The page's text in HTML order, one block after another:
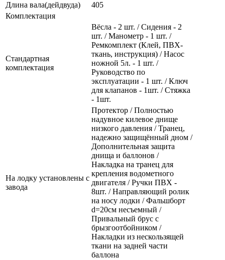
Длина вала(дейдвуда)
405
Комплектация
Стандартная
комплектация
Вёсла - 2 шт. / Сидения - 2
шт. / Манометр - 1 шт. /
Ремкомплект (Клей, ПВХ-
ткань, инструкция) / Насос
ножной 5л. - 1 шт. /
Руководство по
эксплуатации - 1 шт. / Ключ
для клапанов - 1шт. / Стяжка
- 1шт.
На лодку установлены с
завода
Протектор / Полностью
надувное килевое днище
низкого давления / Транец,
надежно защищённый дном /
Дополнительная защита
днища и баллонов /
Накладка на транец для
крепления водометного
двигателя / Ручки ПВХ -
8шт. / Направляющий ролик
на носу лодки / Фальшборт
d=20см несъемный /
Привальный брус с
брызгоотбойником /
Накладки из нескользящей
ткани на задней части
баллона